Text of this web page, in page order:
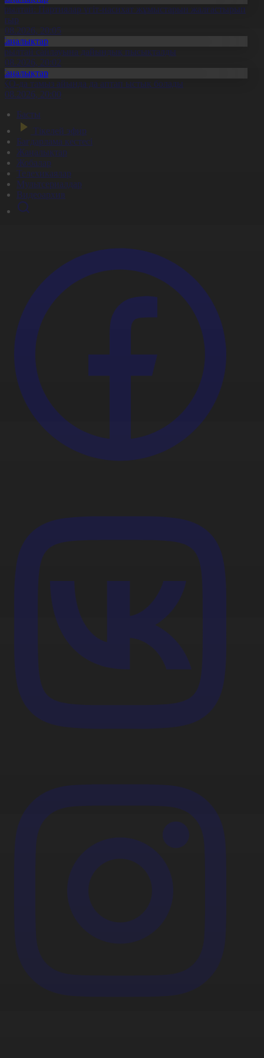
Партиялар үгіт-насихат жұмыстарын жалғастырып
20:05
сайлауына дайындық пысықталды
20:02
да тамыз айында да аптап ыстық болады
20:00
Басты
Тікелей эфир
Бағдарлама кестесі
Жаңалықтар
Жобалар
Телехикаялар
Мультсериалдар
Видеоархив